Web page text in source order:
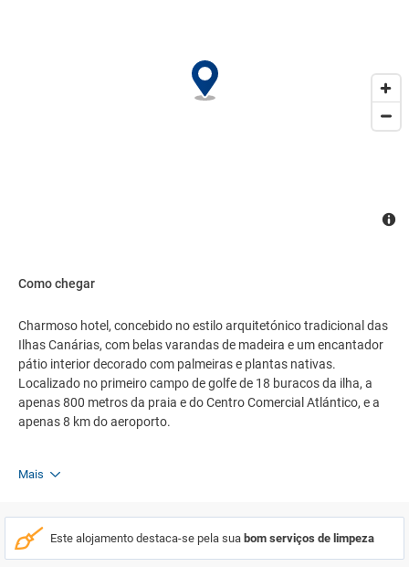
Como chegar
Charmoso hotel, concebido no estilo arquitetónico tradicional das
Ilhas Canárias, com belas varandas de madeira e um encantador
pátio interior decorado com palmeiras e plantas nativas.
Localizado no primeiro campo de golfe de 18 buracos da ilha, a
apenas 800 metros da praia e do Centro Comercial Atlántico, e a
apenas 8 km do aeroporto.
Mais
Este alojamento destaca-se pela sua bom serviços de limpeza